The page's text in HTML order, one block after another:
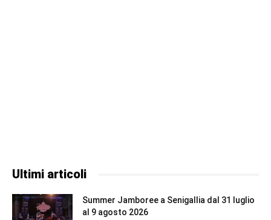
Ultimi articoli
Summer Jamboree a Senigallia dal 31 luglio
al 9 agosto 2026